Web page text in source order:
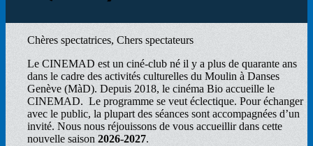
Chères spectatrices, Chers spectateurs
Le CINEMAD est un ciné-club né il y a plus de quarante ans
dans le cadre des activités culturelles du Moulin à Danses
Genève (MàD). Depuis 2018, le cinéma Bio accueille le
CINEMAD. Le programme se veut éclectique. Pour échanger
avec le public, la plupart des séances sont accompagnées d’un
invité. Nous nous réjouissons de vous accueillir dans cette
nouvelle saison2026-2027.